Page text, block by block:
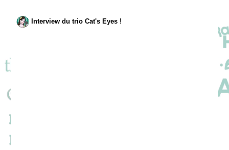
Interview du trio Cat's Eyes !